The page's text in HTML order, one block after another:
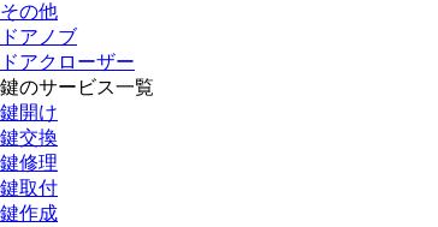
その他
ドアノブ
ドアクローザー
鍵のサービス一覧
鍵開け
鍵交換
鍵修理
鍵取付
鍵作成